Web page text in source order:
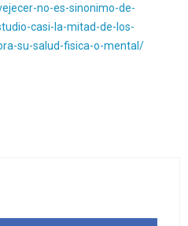
no-es-sinonimo-de-
casi-la-mitad-de-los-
su-salud-fisica-o-mental/